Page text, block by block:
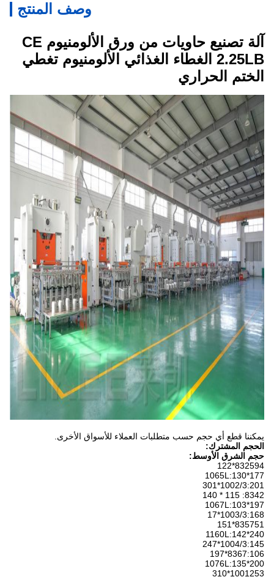
وصف المنتج
آلة تصنيع حاويات من ورق الألومنيوم CE
2.25LB الغطاء الغذائي الألومنيوم تغطي
الختم الحراري
يمكننا قطع أي حجم حسب متطلبات العملاء للأسواق الأخرى.
الحجم المشترك:
حجم الشرق الأوسط:
832594*122
1065L:130*177
1002/3:201*301
8342: 115 * 140
1067L:103*197
1003/3:168*17
835751*151
1160L:142*240
1004/3:145*247
8367:106*197
1076L:135*200
1001253*310